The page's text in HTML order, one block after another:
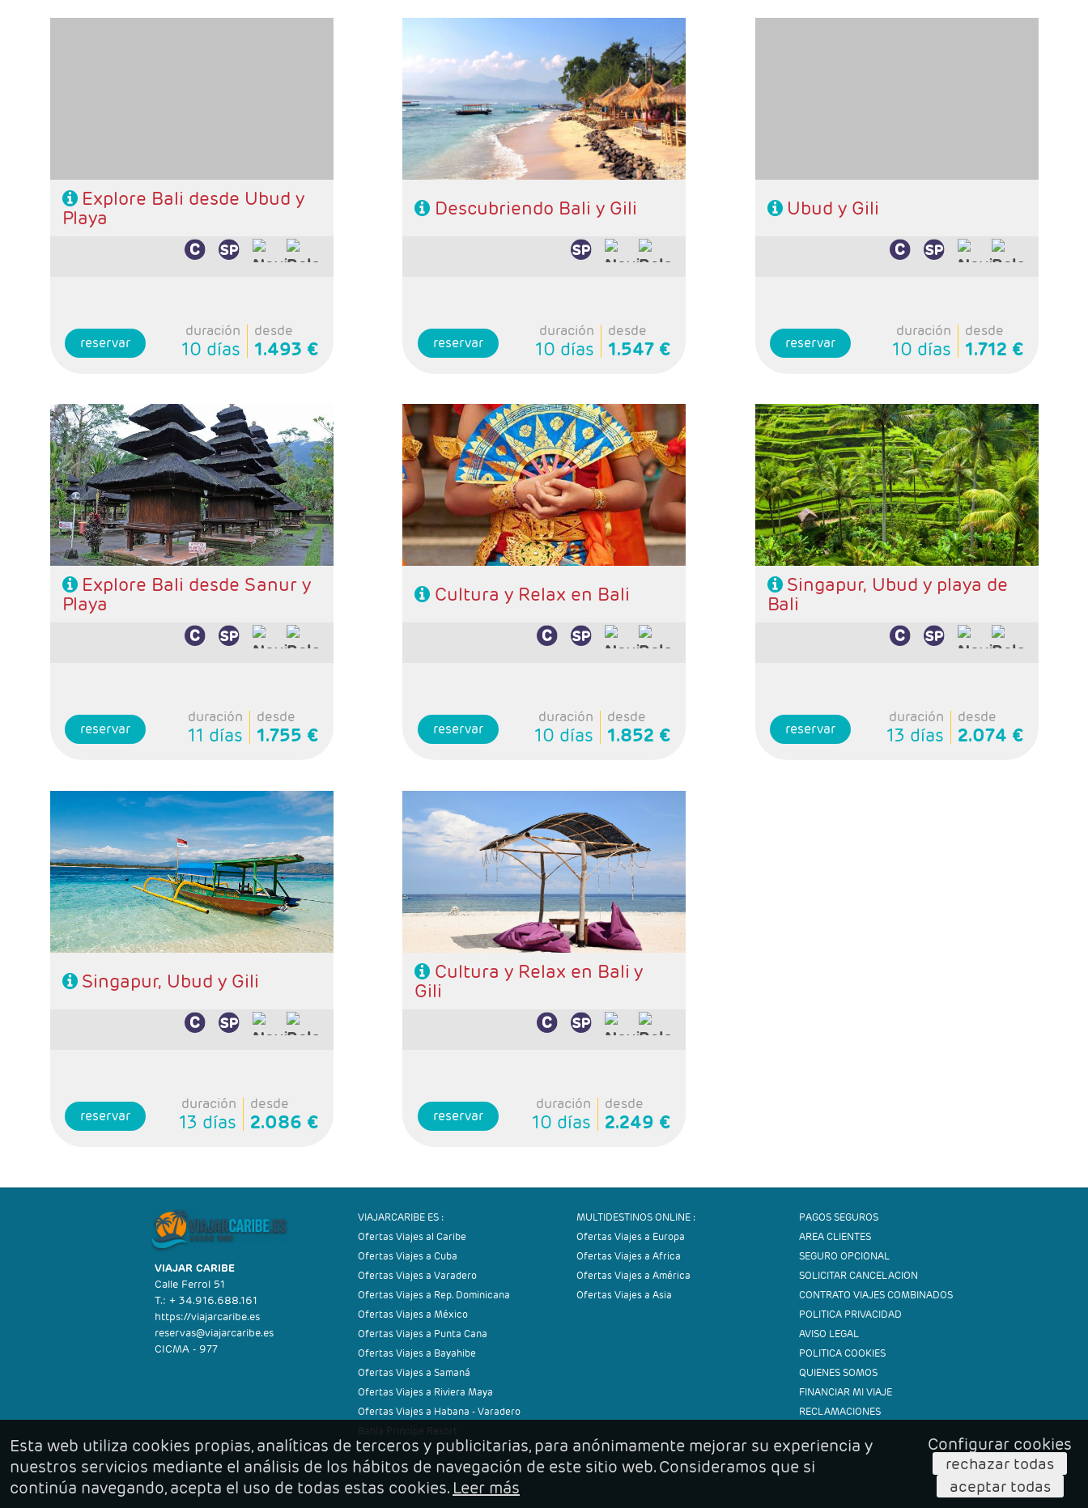
Explore Bali desde Ubud y
Playa
reservar
duración
10 días
desde
1.493 €
- Ruta: Bali y Gili
- Categoría hotelera: A elección del cliente
- Régimen: A elección del cliente
Descubriendo Bali y Gili
reservar
duración
10 días
desde
1.547 €
Ubud y Gili
reservar
duración
10 días
desde
1.712 €
- Salidas: Lunes
- Ruta: Sanur (excursiones incluidas)
Régimen: Alojamiento y desayuno + 3
almuerzos y 1 cena
Explore Bali desde Sanur y
Playa
reservar
duración
11 días
desde
1.755 €
- Salidas: Diarias
- Ruta: Circuito 3 noches, playa de Bali 4
noches.
- Categoría hotelera: A elección del cliente.
- Régimen: A elección del cliente.
Cultura y Relax en Bali
reservar
duración
10 días
desde
1.852 €
Salidas: Jueves
Ruta: 3 noches Singapur, 4 noches Ubud y 3
playas de Bali
Singapur, Ubud y playa de
Bali
reservar
duración
13 días
desde
2.074 €
Salidas: Jueves
Ruta: 3 noches Singapur, 4 noches Ubud y 3
Gili
Hoteles: De libre elección
Régimen: De libre elección
Singapur, Ubud y Gili
reservar
duración
13 días
desde
2.086 €
- Salidas: Diarias
- Ruta: Circuito 3 noches, playa de sur de Bali
3 noches.
- Extensión a Gili 2 noches (ampliables)
- Categoría hotelera: A elección del cliente.
- Régimen: A elección del cliente.
Cultura y Relax en Bali y
Gili
reservar
duración
10 días
desde
2.249 €
VIAJAR CARIBE
Calle Ferrol 51
T.: + 34.916.688.161
https://viajarcaribe.es
reservas@viajarcaribe.es
CICMA - 977
VIAJARCARIBE ES :
Ofertas Viajes al Caribe
Ofertas Viajes a Cuba
Ofertas Viajes a Varadero
Ofertas Viajes a Rep. Dominicana
Ofertas Viajes a México
Ofertas Viajes a Punta Cana
Ofertas Viajes a Bayahibe
Ofertas Viajes a Samaná
Ofertas Viajes a Riviera Maya
Ofertas Viajes a Habana - Varadero
Bahía Principe Resort
MULTIDESTINOS ONLINE :
Ofertas Viajes a Europa
Ofertas Viajes a Africa
Ofertas Viajes a América
Ofertas Viajes a Asia
PAGOS SEGUROS
AREA CLIENTES
SEGURO OPCIONAL
SOLICITAR CANCELACION
CONTRATO VIAJES COMBINADOS
POLITICA PRIVACIDAD
AVISO LEGAL
POLITICA COOKIES
QUIENES SOMOS
FINANCIAR MI VIAJE
RECLAMACIONES
Esta web utiliza cookies propias, analíticas de terceros y publicitarias, para anónimamente mejorar su experiencia y
nuestros servicios mediante el análisis de los hábitos de navegación de este sitio web. Consideramos que si
continúa navegando, acepta el uso de todas estas cookies. Leer más
Configurar cookies
rechazar todas
aceptar todas